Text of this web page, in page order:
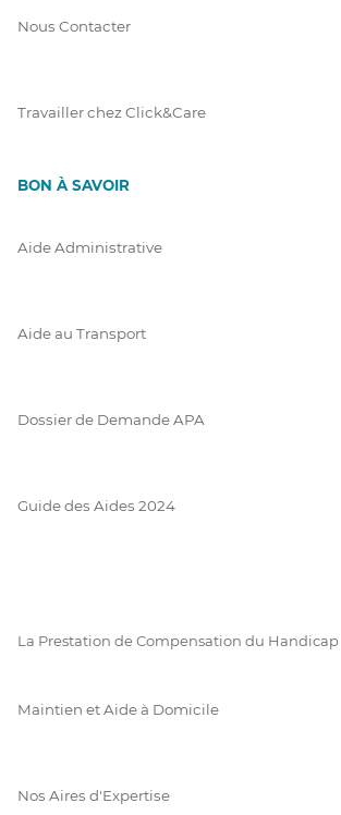
Nous Contacter
Travailler chez Click&Care
BON À SAVOIR
Aide Administrative
Aide au Transport
Dossier de Demande APA
Guide des Aides 2024
La Prestation de Compensation du Handicap
Maintien et Aide à Domicile
Nos Aires d'Expertise